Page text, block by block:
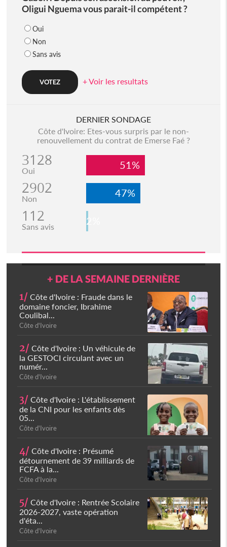
Oligui Nguema vous parait-il compétent ?
Oui
Non
Sans avis
+ Voir les resultats
DERNIER SONDAGE
Côte d'Ivoire: Etes-vous surpris par le non-
renouvellement du contrat de Emerse Faé ?
3128
Oui 51%
2902
Non 47%
112
Sans avis 2%
+ DE LA SEMAINE DERNIÈRE
1/ Côte d'Ivoire : Fraude dans le
domaine foncier, Ibrahime
Coulibal...
Côte d'Ivoire
2/ Côte d'Ivoire : Un véhicule de
la GESTOCI circulant avec un
numér...
Côte d'Ivoire
3/ Côte d'Ivoire : L'établissement
de la CNI pour les enfants dès
05...
Côte d'Ivoire
4/ Côte d'Ivoire : Présumé
détournement de 39 milliards de
FCFA à la...
Côte d'Ivoire
5/ Côte d'Ivoire : Rentrée Scolaire
2026-2027, vaste opération
d'éta...
Côte d'Ivoire